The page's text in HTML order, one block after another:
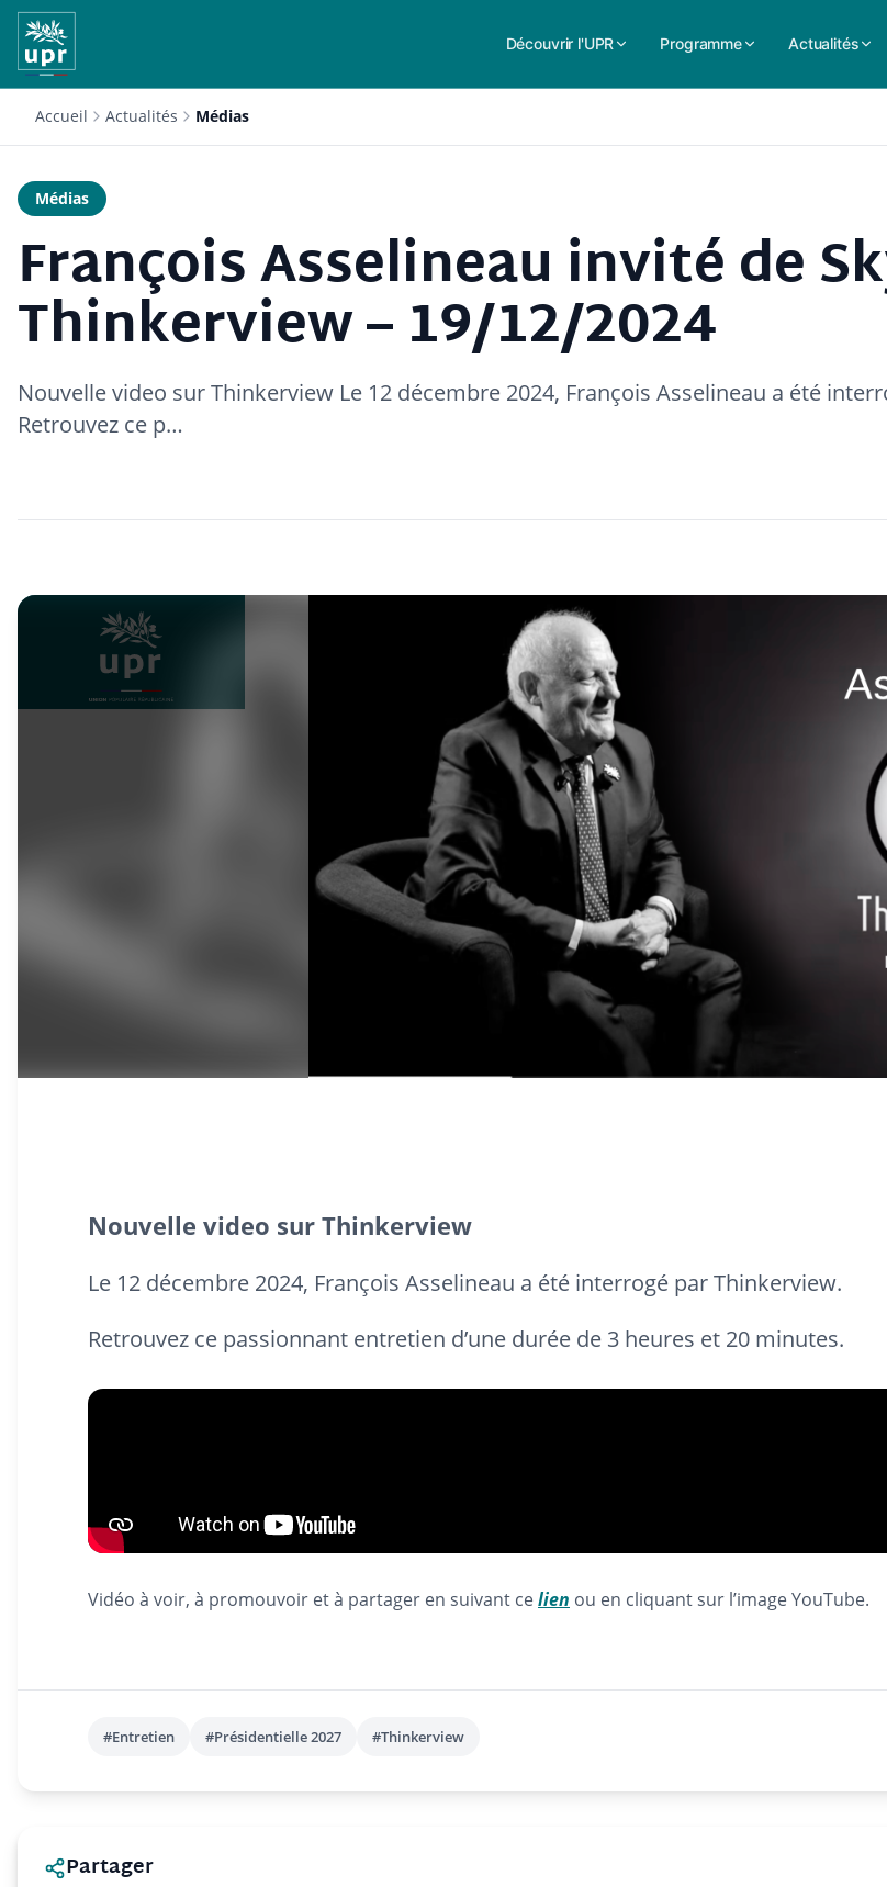
Découvrir l'UPR Programme Actualités
Accueil Actualités Médias
Médias
François Asselineau invité de
Thinkerview – 19/12/2024
Nouvelle video sur Thinkerview Le 12 décembre 2024, François Asselineau a été
Retrouvez ce p…
Nouvelle video sur Thinkerview
Le 12 décembre 2024, François Asselineau a été interrogé par Thinkerview.
Retrouvez ce passionnant entretien d’une durée de 3 heures et 20 minutes.
Vidéo à voir, à promouvoir et à partager en suivant celien ou en cliquant sur l’image YouTube.
#Entretien #Présidentielle 2027 #Thinkerview
Partager